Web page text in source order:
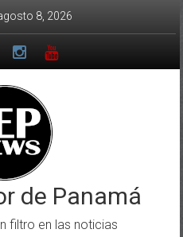
8, 2026
de Panamá
filtro en las noticias